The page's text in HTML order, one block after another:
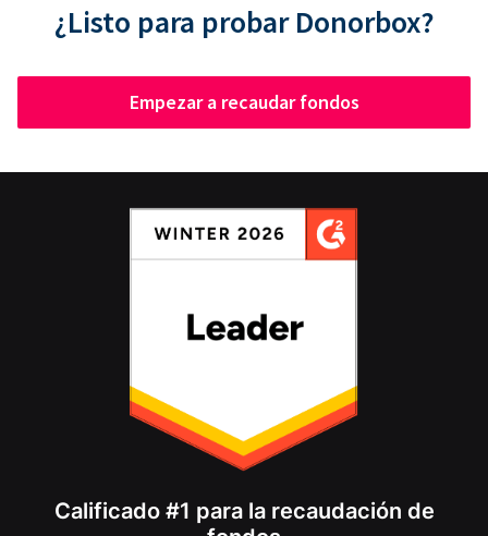
¿Listo para probar Donorbox?
Empezar a recaudar fondos
Calificado #1 para la recaudación de